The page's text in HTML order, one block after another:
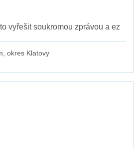
vyřešit soukromou zprávou a ez
okres Klatovy